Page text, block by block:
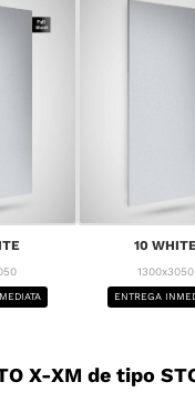
10
1300x3050
ENTREGA
X-XM de tipo